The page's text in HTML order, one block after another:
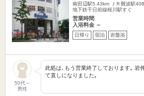
南田辺駅5.43km
ＪＲ難波駅
地下鉄千日前線桜川駅すぐ
営業時間
入浴料金 ～
日帰り 宿泊 岩盤浴
50代～
男性
此処は､もう営業終了しております｡ 岩
て直しになりました｡